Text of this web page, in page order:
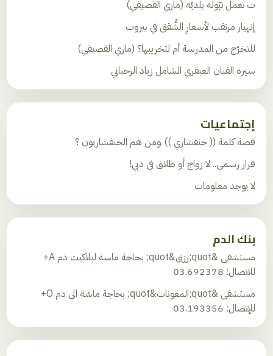
ت تعمل تبّوله بلديّه (ماري القصيفي)
إنهيار مرتقب لأسعارِ الشُّقق في بيروت
للتخرّج من المدرسة أم لتخريبها؟ (ماري القصيفي)
سيرة الفنان العبقري الشامل زياد الرحباني
إجتماعيات
قصة كلمة (( خنفشاري )) ومن هم الخنفشاريون ؟
قرار رسمي.. لا زواج أو طلاق في دبي!
لا يوجد معلومات
بنك الدم
مستشفى &quot;رزق&quot; بحاجة ماسة لبلاكيت دم A+
للاتصال: 03.692378
مستشفى &quot;المعونات&quot; بحاجة ماسّة الى دم O+
للإتصال: 03.193356